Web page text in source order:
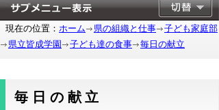
現在の位置： ホーム 県の組織と仕事
子ども家庭部
県立皆成学園
子ども達の食事 毎日の献立
毎日の献立